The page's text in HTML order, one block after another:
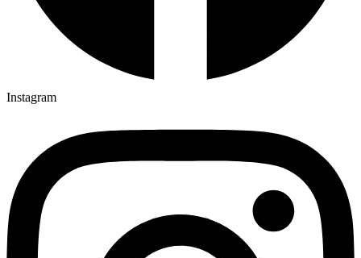
Instagram